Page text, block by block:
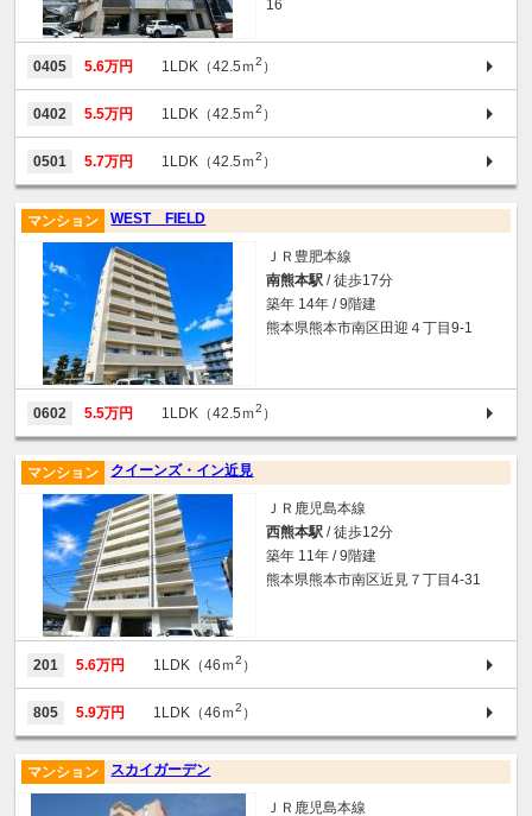
16
0405 5.6万円 1LDK（42.5ｍ2 ）
0402 5.5万円 1LDK（42.5ｍ2 ）
0501 5.7万円 1LDK（42.5ｍ2 ）
WEST FIELD
マンション
ＪＲ豊肥本線
南熊本駅 / 徒歩17分
築年 14年 / 9階建
熊本県熊本市南区田迎４丁目9-1
0602 5.5万円 1LDK（42.5ｍ2 ）
クイーンズ・イン近見
マンション
ＪＲ鹿児島本線
西熊本駅 / 徒歩12分
築年 11年 / 9階建
熊本県熊本市南区近見７丁目4-31
201 5.6万円 1LDK（46ｍ2 ）
805 5.9万円 1LDK（46ｍ2 ）
スカイガーデン
マンション
ＪＲ鹿児島本線